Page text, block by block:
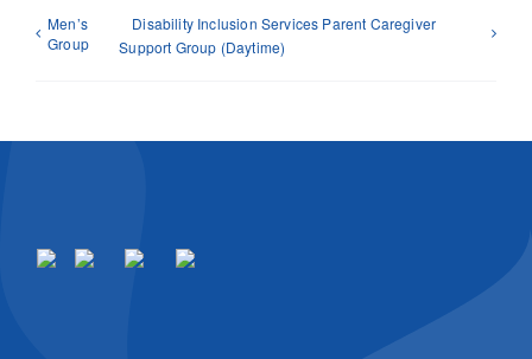
Men’s
Group
Disability Inclusion Services Parent Caregiver
Support Group (Daytime)